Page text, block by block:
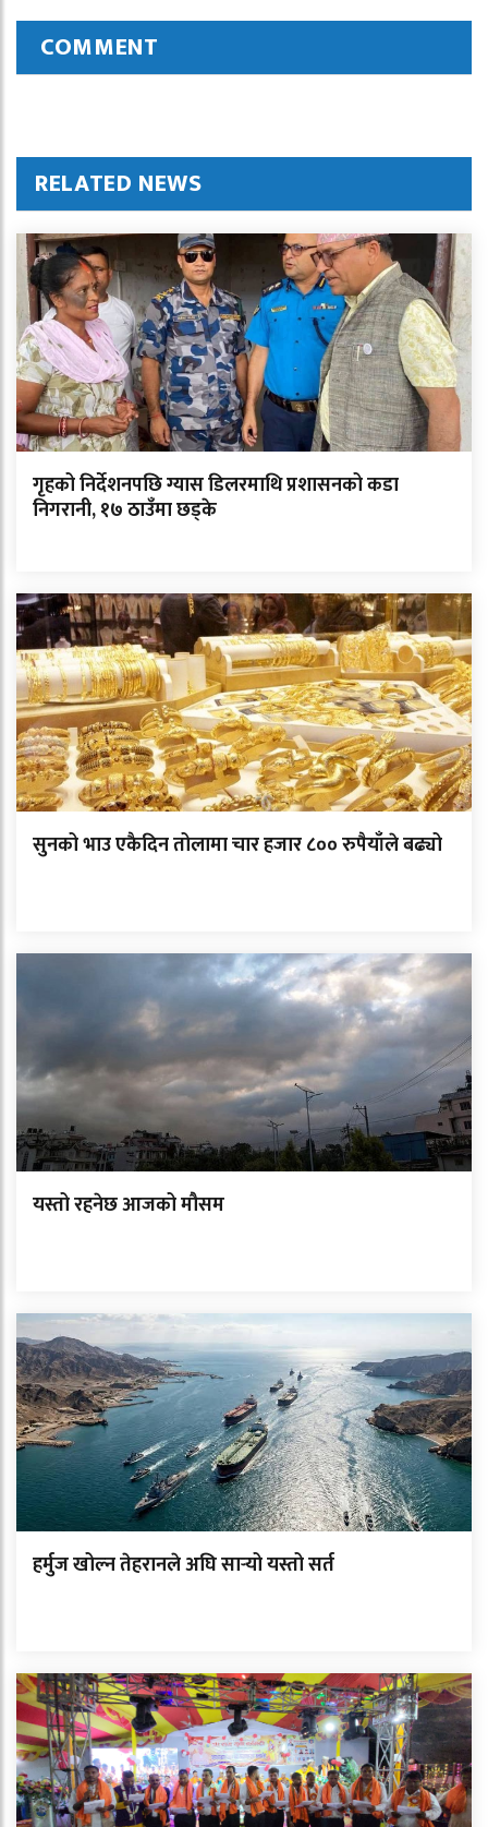
COMMENT
RELATED NEWS
गृहको निर्देशनपछि ग्यास डिलरमाथि प्रशासनको कडा
निगरानी, १७ ठाउँमा छड्के
सुनको भाउ एकैदिन तोलामा चार हजार ८०० रुपैयाँले बढ्यो
यस्तो रहनेछ आजको मौसम
हर्मुज खोल्न तेहरानले अघि सार्‍यो यस्तो सर्त